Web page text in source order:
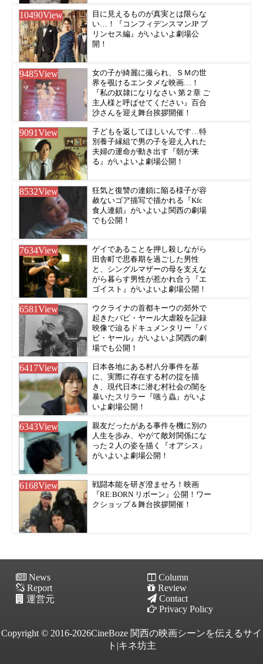
10490View
目に見えるものが真実とは限らな
い…！『コンフィデンスマンJP プ
リンセス編』がいよいよ劇場公
開！
9485View
女の子が綺麗に撮られ、ＳＭの世
界を覗けるエンタメな映画…！
『私の奴隷になりなさい 第２章 ご
主人様と呼ばせてください』百合
沙さんを迎え舞台挨拶開催！
9091View
子どもを返してほしいんです…特
別養子縁組で男の子を迎え入れた
夫婦の運命が動き出す『朝が来
る』がいよいよ劇場公開！
8532View
狂気と復讐の連鎖に陥る様子が容
赦ないゴア描写で描かれる『Kfc
食人連鎖』がいよいよ関西の劇場
でも公開！
7634View
ゲイであることを押し殺しながら
田舎町で思春期を過ごした男性
と、シングルマザーの母を支えな
がら暮らす男性が惹かれ合う『エ
ゴイスト』がいよいよ劇場公開！
6581View
ウクライナの首都キーウの郊外で
起きたバビ・ヤール大虐殺を記録
映像で辿るドキュメンタリー『バ
ビ・ヤール』がいよいよ関西の劇
場でも公開！
6417View
日本各地にある村八分事件を基
に、実際に存在する村の掟を描
き、現代日本に潜む村社会の闇を
暴いたスリラー『嗤う蟲』がいよ
いよ劇場公開！
6343View
親友だったがある事件を機に別の
人生を歩み、やがて敵対関係にな
った２人の姿を描く『オアシス』
がいよいよ劇場公開！
6168View
戦闘本能を研ぎ澄ませろ！映画
『RE:BORN リボーン』公開！ワー
クショップ＆舞台挨拶開催！
News
Column
Report
Review
運営元
Contact
Privacy Policy
Copyright © 2016-2026CineBoze 関西の映画シーンを伝えるサイ
ト|キネ坊主